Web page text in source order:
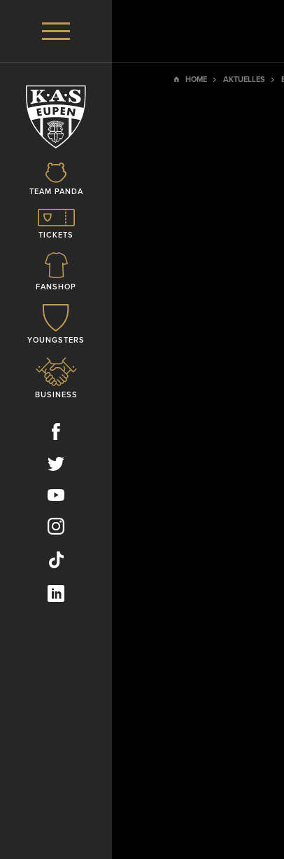
TEAM PANDA
TICKETS
FANSHOP
YOUNGSTERS
BUSINESS
HOME AKTUELLES